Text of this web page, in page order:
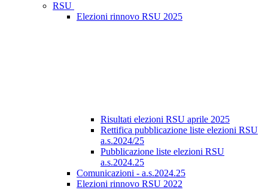
RSU
Elezioni rinnovo RSU 2025
Risultati elezioni RSU aprile 2025
Rettifica pubblicazione liste elezioni RSU
a.s.2024/25
Pubblicazione liste elezioni RSU
a.s.2024.25
Comunicazioni - a.s.2024.25
Elezioni rinnovo RSU 2022